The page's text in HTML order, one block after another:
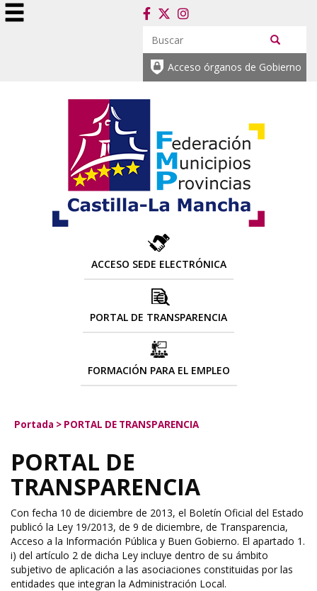
Acceso órganos de Gobierno
ACCESO SEDE ELECTRÓNICA
PORTAL DE TRANSPARENCIA
FORMACIÓN PARA EL EMPLEO
Portada > PORTAL DE TRANSPARENCIA
PORTAL DE
TRANSPARENCIA
Con fecha 10 de diciembre de 2013, el Boletín Oficial del Estado
publicó la Ley 19/2013, de 9 de diciembre, de Transparencia,
Acceso a la Información Pública y Buen Gobierno. El apartado 1.
i) del artículo 2 de dicha Ley incluye dentro de su ámbito
subjetivo de aplicación a las asociaciones constituidas por las
entidades que integran la Administración Local.